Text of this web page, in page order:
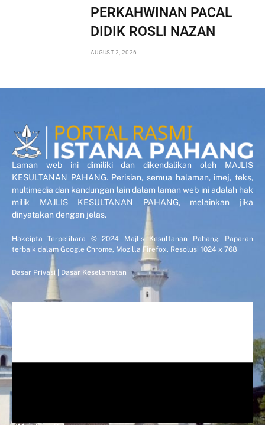
PERKAHWINAN PACAL
DIDIK ROSLI NAZAN
AUGUST 2, 2026
Laman web ini dimiliki dan dikendalikan oleh MAJLIS
KESULTANAN PAHANG. Perisian, semua halaman, imej, teks,
multimedia dan kandungan lain dalam laman web ini adalah hak
milik MAJLIS KESULTANAN PAHANG, melainkan jika
dinyatakan dengan jelas.
Hakcipta Terpelihara © 2024 Majlis Kesultanan Pahang. Paparan
terbaik dalam Google Chrome, Mozilla Firefox. Resolusi 1024 x 768
Dasar Privasi Dasar Keselamatan